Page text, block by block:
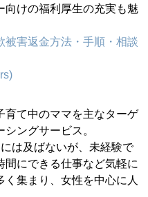
向けの福利厚生の充実も魅
被害返金方法・手順・相談
育て中のママを主なターゲ
ングサービス。
は及ばないが、未経験で
間にできる仕事など気軽に
集まり、女性を中心に人